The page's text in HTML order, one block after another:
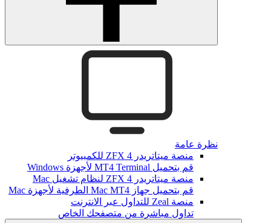
نظرة عامة
منصة ميتاتريدر ZFX 4 للكمبيوتر
قم بتحميل MT4 Terminal لأجهزة Windows
منصة ميتاتريدر ZFX 4 لنظام تشغيل Mac
قم بتحميل جهاز Mac MT4 الطرفية لأجهزة Mac
منصة Zeal للتداول عبر الانترنت
تداول مباشرة من متصفحك الخاص